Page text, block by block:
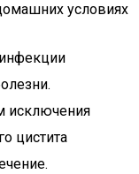
условиях
исключения
цистита